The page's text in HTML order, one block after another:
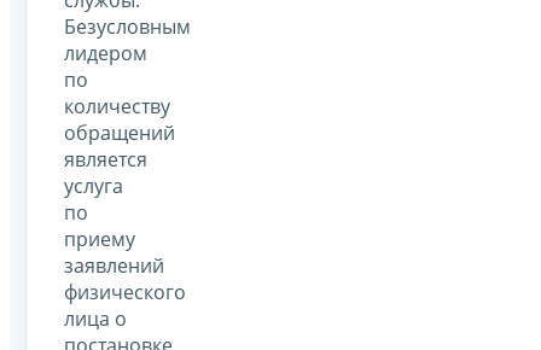
Безусловным
лидером
по
количеству
обращений
является
услуга
по
приему
заявлений
физического
лица о
постановке